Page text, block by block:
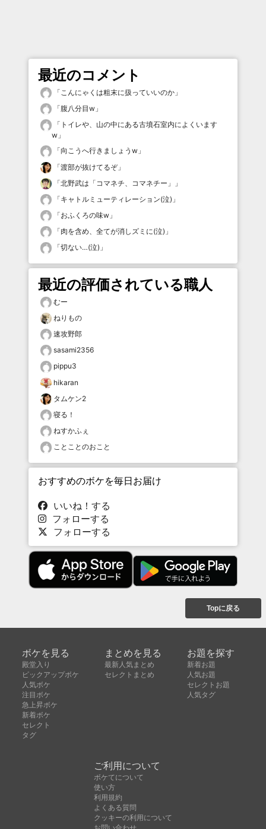
最近のコメント
「 こんにゃくは粗末に扱っていいのか 」
「腹八分目w 」
「 トイレや、山の中にある古墳石室内によくいます
w 」
「向こうへ行きましょうw 」
「渡部が抜けてるぞ」
「北野武は「コマネチ、コマネチー」
」
「キャトルミューティレーション(泣) 」
「おふくろの味w 」
「肉を含め、全てが消しズミに(泣) 」
「切ない…(泣) 」
最近の評価されている職人
むー
ねりもの
速攻野郎
sasami2356
pippu3
hikaran
タムケン2
寝る！
ねすかふぇ
ことことのおこと
おすすめのボケを毎日お届け
いいね！する
フォローする
フォローする
Topに戻る
ボケを見る
殿堂入り
ピックアップボケ
人気ボケ
注目ボケ
急上昇ボケ
新着ボケ
セレクト
タグ
まとめを見る
最新人気まとめ
セレクトまとめ
お題を探す
新着お題
人気お題
セレクトお題
人気タグ
ご利用について
ボケてについて
使い方
利用規約
よくある質問
クッキーの利用について